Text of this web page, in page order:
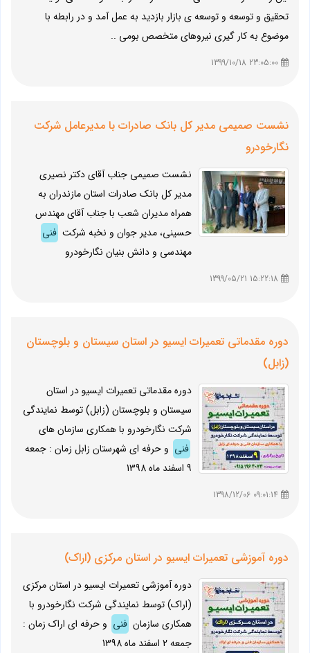
تحقیق و توسعه و توسعه ی بازار بازدید به عمل آمد و در رابطه با
موضوع به کار گیری نیروهای متخصص بومی ..
نشست صمیمی مدیر کل بانک صادرات با مدیرعامل شرکت
نگارخودرو
نشست صمیمی جناب آقای دکتر نصیری
مدیر کل بانک صادرات استان مازندران به
همراه مدیران شعب با جناب آقای مهندس
حسینی، مدیر جوان و نخبه شرکت فنی
مهندسی و دانش بنیان نگارخودرو
دوره مقدماتی تعمیرات ایسیو در استان سیستان و بلوچستان
(زابل)
دوره مقدماتی تعمیرات ایسیو در استان
سیستان و بلوچستان (زابل) توسط نمایندگی
شرکت نگارخودرو با همکاری سازمان های
فنی و حرفه ای شهرستان زابل زمان : جمعه
9 اسفند ماه 1398
دوره آموزشی تعمیرات ایسیو در استان مرکزی (اراک)
دوره آموزشی تعمیرات ایسیو در استان مرکزی
(اراک) توسط نمایندگی شرکت نگارخودرو با
همکاری سازمان فنی و حرفه ای اراک زمان :
جمعه 2 اسفند ماه 1398